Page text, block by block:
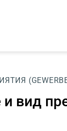
вид